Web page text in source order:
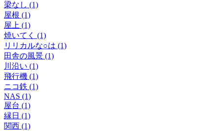
梁なし (1)
屋根 (1)
屋上 (1)
焼いてく (1)
リリカルな○は (1)
田舎の風景 (1)
川沿い (1)
飛行機 (1)
ニコ鉄 (1)
NAS (1)
屋台 (1)
縁日 (1)
関西 (1)